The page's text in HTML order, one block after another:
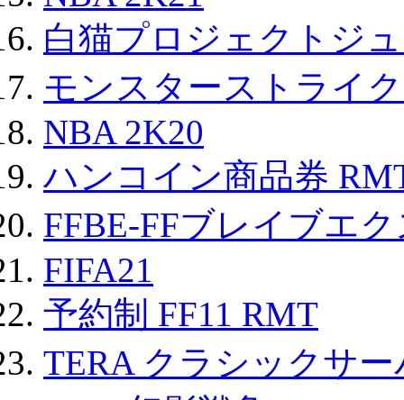
白猫プロジェクトジ
モンスターストライ
NBA 2K20
ハンコイン商品券
FFBE-FFブレイブエ
FIFA21
予約制 FF11 RMT
TERA クラシックサ